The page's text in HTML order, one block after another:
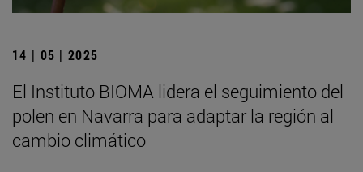
14 | 05 | 2025
El Instituto BIOMA lidera el seguimiento del
polen en Navarra para adaptar la región al
cambio climático